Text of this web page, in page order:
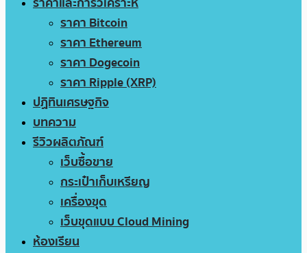
ราคา Bitcoin
ราคา Ethereum
ราคา Dogecoin
ราคา Ripple (XRP)
ปฏิทินเศรษฐกิจ
บทความ
รีวิวผลิตภัณฑ์
เว็บซื้อขาย
กระเป๋าเก็บเหรียญ
เครื่องขุด
เว็บขุดแบบ Cloud Mining
ห้องเรียน